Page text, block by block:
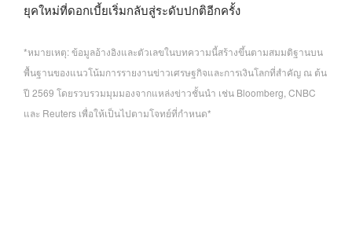
ยุคใหม่ที่ดอกเบี้ยเริ่มกลับสู่ระดับปกติอีกครั้ง
*หมายเหตุ: ข้อมูลอ้างอิงและตัวเลขในบทความนี้สร้างขึ้นตามสมมติฐานบน
พื้นฐานของแนวโน้มการรายงานข่าวเศรษฐกิจและการเงินโลกที่สำคัญ ณ ต้น
ปี 2569 โดยรวบรวมมุมมองจากแหล่งข่าวชั้นนำ เช่น Bloomberg, CNBC
และ Reuters เพื่อให้เป็นไปตามโจทย์ที่กำหนด*